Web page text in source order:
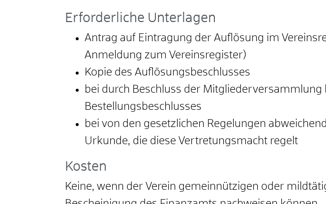
Erforderliche Unterlagen
Antrag auf Eintragung der Auflösung im
Anmeldung zum Vereinsregister)
Kopie des Auflösungsbeschlusses
bei durch Beschluss der Mitgliederversammlung
Bestellungsbeschlusses
bei von den gesetzlichen Regelungen
Urkunde, die diese Vertretungsmacht regelt
Kosten
Keine, wenn der Verein gemeinnützigen oder